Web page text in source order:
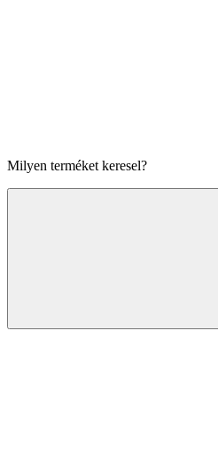
Milyen terméket keresel?